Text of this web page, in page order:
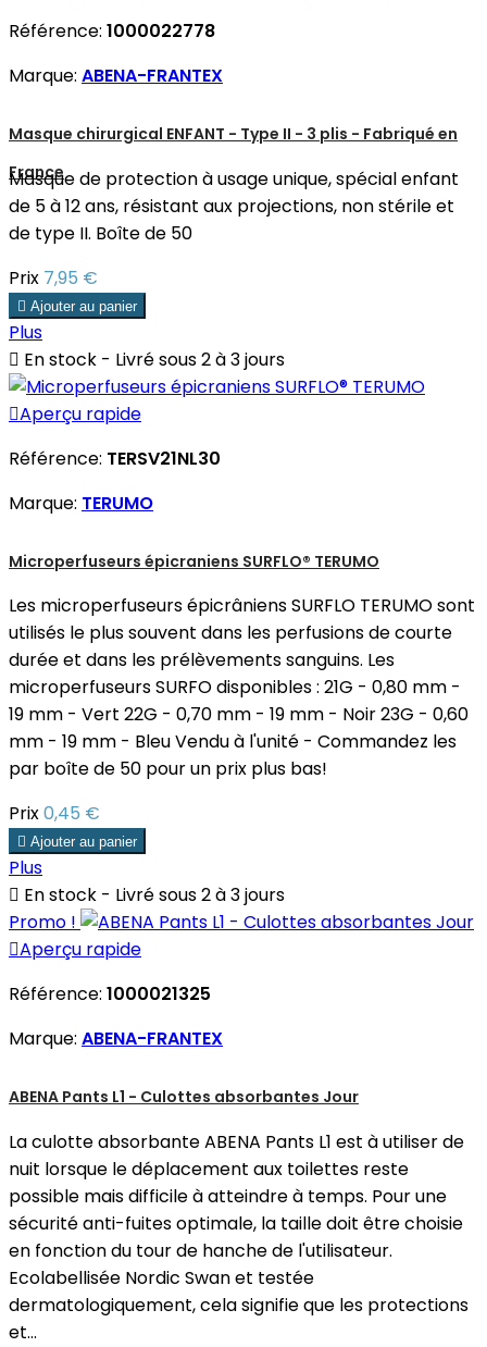
Référence: 1000022778
Marque: ABENA-FRANTEX
Masque chirurgical ENFANT - Type II - 3 plis - Fabriqué en
France
Masque de protection à usage unique, spécial enfant
de 5 à 12 ans, résistant aux projections, non stérile et
de type II. Boîte de 50
Prix 7,95 €
 Ajouter au panier
Plus
 En stock - Livré sous 2 à 3 jours
Aperçu rapide
Référence: TERSV21NL30
Marque: TERUMO
Microperfuseurs épicraniens SURFLO® TERUMO
Les microperfuseurs épicrâniens SURFLO TERUMO sont
utilisés le plus souvent dans les perfusions de courte
durée et dans les prélèvements sanguins. Les
microperfuseurs SURFO disponibles : 21G - 0,80 mm -
19 mm - Vert 22G - 0,70 mm - 19 mm - Noir 23G - 0,60
mm - 19 mm - Bleu Vendu à l'unité - Commandez les
par boîte de 50 pour un prix plus bas!
Prix0,45 €
 Ajouter au panier
Plus
 En stock - Livré sous 2 à 3 jours
Promo !
Aperçu rapide
Référence: 1000021325
Marque: ABENA-FRANTEX
ABENA Pants L1 - Culottes absorbantes Jour
La culotte absorbante ABENA Pants L1 est à utiliser de
nuit lorsque le déplacement aux toilettes reste
possible mais difficile à atteindre à temps. Pour une
sécurité anti-fuites optimale, la taille doit être choisie
en fonction du tour de hanche de l'utilisateur.
Ecolabellisée Nordic Swan et testée
dermatologiquement, cela signifie que les protections
et...